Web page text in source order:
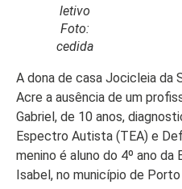
Notícias
Agenda
Cultural
Política
Economia
Atos
letivo
Foto:
cedida
A dona de casa Jocicleia da
Acre a ausência de um
Gabriel, de 10 anos,
Espectro Autista (TEA) e
menino é aluno do 4º ano da
Isabel, no município de